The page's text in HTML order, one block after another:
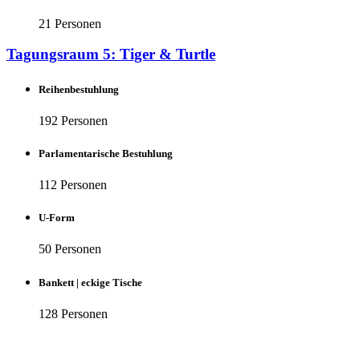
21 Personen
Tagungsraum 5: Tiger & Turtle
Reihenbestuhlung
192 Personen
Parlamentarische Bestuhlung
112 Personen
U-Form
50 Personen
Bankett | eckige Tische
128 Personen